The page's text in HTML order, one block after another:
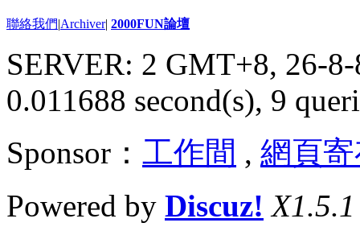
聯絡我們|Archiver| 2000FUN論壇
SERVER: 2 GMT+8, 26-
0.011688 second(s), 9
Sponsor： 工作間 , 網頁
Powered by Discuz! X1.5.1